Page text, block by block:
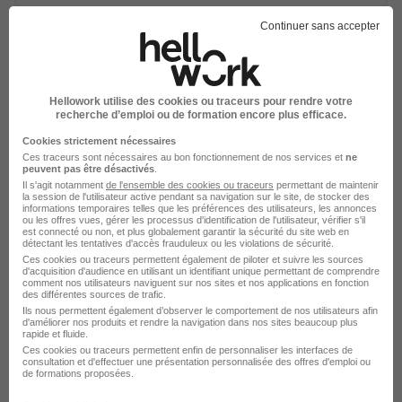
Consultant en Recrutement H/F
LHH Recruitment Solutions
Cluses - 74 CDD Temps partiel
Cette offre n’est plus disponible depuis le 02/06/26
Consultant en Recrutement H/F
LHH Recruitment Solutions
Continuer sans accepter
Hellowork utilise des cookies ou traceurs pour rendre votre
recherche d’emploi ou de formation encore plus efficace.
Cookies strictement nécessaires
Ces traceurs sont nécessaires au bon fonctionnement de nos services et ne
peuvent pas être désactivés
Il s'agit notamment de l'ensemble des cookies ou traceurs permettant de maintenir
la session de l'utilisateur active pendant sa navigation sur le site, de stocker des
informations temporaires telles que les préférences des utilisateurs, les annonces
ou les offres vues, gérer les processus d'identification de l'utilisateur, vérifier s'il
est connecté ou non, et plus globalement garantir la sécurité du site web en
détectant les tentatives d'accès frauduleux ou les violations de sécurité.
Ces cookies ou traceurs permettent également de piloter et suivre les sources
d'acquisition d'audience en utilisant un identifiant unique permettant de comprendre
comment nos utilisateurs naviguent sur nos sites et nos applications en fonction
des différentes sources de trafic.
Ils nous permettent également d’observer le comportement de nos utilisateurs afin
d'améliorer nos produits et rendre la navigation dans nos sites beaucoup plus
rapide et fluide.
Ces cookies ou traceurs permettent enfin de personnaliser les interfaces de
consultation et d'effectuer une présentation personnalisée des offres d'emploi ou
de formations proposées.